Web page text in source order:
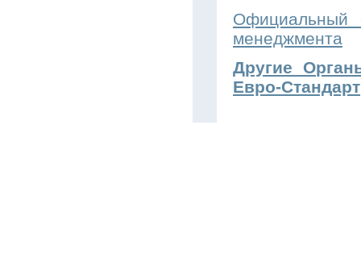
Официальный
менеджмента
Другие
Евро-Стандарт